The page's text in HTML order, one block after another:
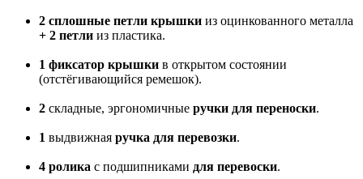
2 сплошные петли крышки из оцинкованного металла
+ 2 петли из пластика.
1 фиксатор крышки в открытом состоянии
(отстёгивающийся ремешок).
2 складные, эргономичные ручки для переноски.
1 выдвижная ручка для перевозки.
4 ролика с подшипниками для перевоски.